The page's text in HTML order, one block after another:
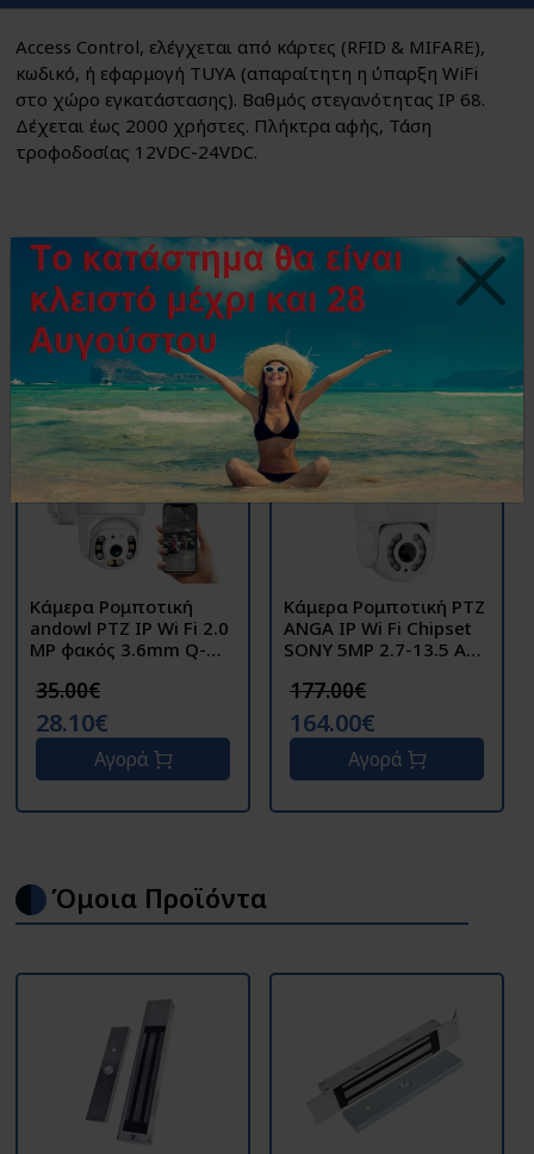
Access Control, ελέγχεται από κάρτες (RFID & MIFARE),
κωδικό, ή εφαρμογή TUYA (απαραίτητη η ύπαρξη WiFi
στο χώρο εγκατάστασης). Βαθμός στεγανότητας IP 68.
Δέχεται έως 2000 χρήστες. Πλήκτρα αφής, Τάση
τροφοδοσίας 12VDC-24VDC.
Δείτε επίσης...
Κάμερα Ρομποτική
andowl PTZ IP Wi Fi 2.0
MP φακός 3.6mm Q-
35.00€
28.10€
Αγορά
Κάμερα Ρομποτική PTZ
ANGA IP Wi Fi Chipset
SONY 5MP 2.7-13.5 AQ-
177.00€
164.00€
Αγορά
Όμοια Προϊόντα